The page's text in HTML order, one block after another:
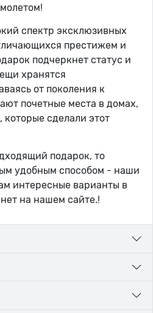
спектр эксклюзивных
престижем и
подчеркнет статус и
хранятся
от поколения к
почетные места в домах,
сделали этот
подарок, то
удобным способом - наши
интересные варианты в
на нашем сайте.!